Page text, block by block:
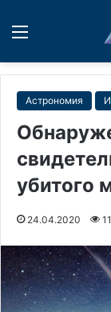
Астрономия
убитого
24.04.2020